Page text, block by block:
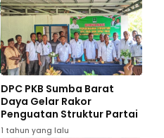
DPC PKB Sumba Barat
Daya Gelar Rakor
Penguatan Struktur Partai
1 tahun yang lalu